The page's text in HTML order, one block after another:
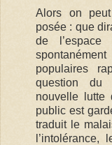
Alors on peut
posée : que
de
populaires
question du
nouvelle lutte
public est
traduit le
l’intolérance,